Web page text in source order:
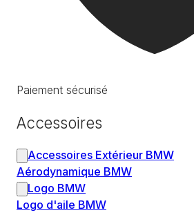
Paiement sécurisé
Accessoires
Accessoires Extérieur BMW
Aérodynamique BMW
Logo BMW
Logo d'aile BMW